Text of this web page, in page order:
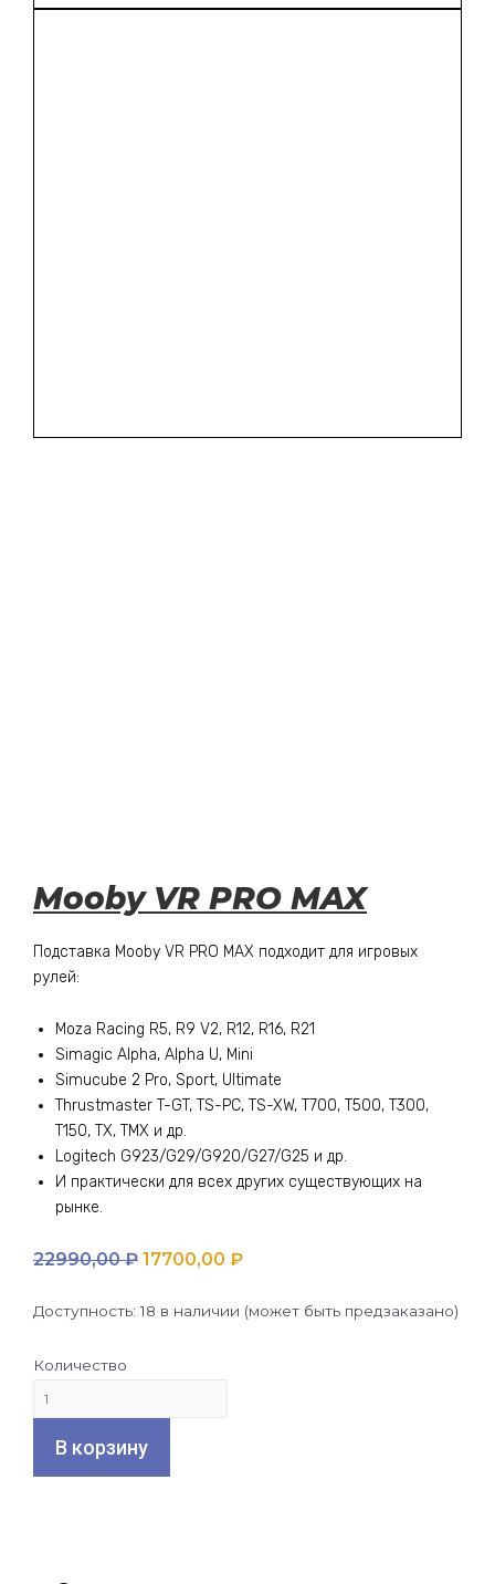
Mooby VR PRO MAX
Подставка Mooby VR PRO MAX подходит для игровых
рулей:
Moza Racing R5, R9 V2, R12, R16, R21
Simagic Alpha, Alpha U, Mini
Simucube 2 Pro, Sport, Ultimate
Thrustmaster T-GT, TS-PC, TS-XW, T700, T500, T300,
T150, TX, TMX и др.
Logitech G923/G29/G920/G27/G25 и др.
И практически для всех других существующих на
рынке.
22990,00₽ 17700,00 ₽
Доступность: 18 в наличии (может быть предзаказано)
Количество
Количество
товара
Mooby
VR
В корзину